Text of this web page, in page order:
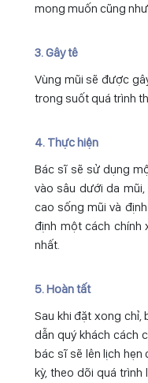
mong muốn cũng
3. Gây tê
Vùng mũi sẽ được
trong suốt quá trình
4. Thực hiện
Bác sĩ sẽ sử dụng
vào sâu dưới da
cao sống mũi và
định một cách chính
nhất.
5. Hoàn tất
Sau khi đặt xong chỉ,
dẫn quý khách cách
bác sĩ sẽ lên lịch hẹn
kỳ, theo dõi quá trình